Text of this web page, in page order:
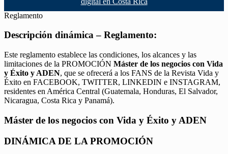
Reglamento
Descripción dinámica – Reglamento:
Este reglamento establece las condiciones, los alcances y las
limitaciones de la PROMOCIÓN Máster de los negocios con Vida
y Éxito y ADEN, que se ofrecerá a los FANS de la Revista Vida y
Éxito en FACEBOOK, TWITTER, LINKEDIN e INSTAGRAM,
residentes en América Central (Guatemala, Honduras, El Salvador,
Nicaragua, Costa Rica y Panamá).
Máster de los negocios con Vida y Éxito y ADEN
DINÁMICA DE LA PROMOCIÓN